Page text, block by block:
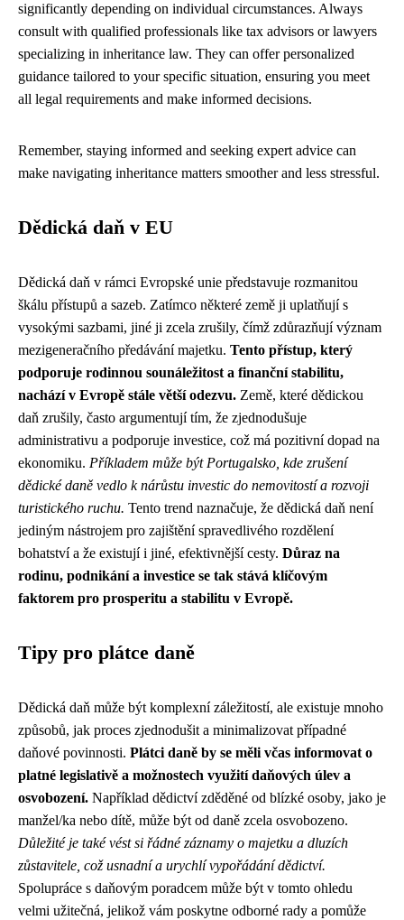
significantly depending on individual circumstances. Always
consult with qualified professionals like tax advisors or lawyers
specializing in inheritance law. They can offer personalized
guidance tailored to your specific situation, ensuring you meet
all legal requirements and make informed decisions.
Remember, staying informed and seeking expert advice can
make navigating inheritance matters smoother and less stressful.
Dědická daň v EU
Dědická daň v rámci Evropské unie představuje rozmanitou
škálu přístupů a sazeb. Zatímco některé země ji uplatňují s
vysokými sazbami, jiné ji zcela zrušily, čímž zdůrazňují význam
mezigeneračního předávání majetku. Tento přístup, který
podporuje rodinnou sounáležitost a finanční stabilitu,
nachází v Evropě stále větší odezvu. Země, které dědickou
daň zrušily, často argumentují tím, že zjednodušuje
administrativu a podporuje investice, což má pozitivní dopad na
ekonomiku. Příkladem může být Portugalsko, kde zrušení
dědické daně vedlo k nárůstu investic do nemovitostí a rozvoji
turistického ruchu. Tento trend naznačuje, že dědická daň není
jediným nástrojem pro zajištění spravedlivého rozdělení
bohatství a že existují i jiné, efektivnější cesty. Důraz na
rodinu, podnikání a investice se tak stává klíčovým
faktorem pro prosperitu a stabilitu v Evropě.
Tipy pro plátce daně
Dědická daň může být komplexní záležitostí, ale existuje mnoho
způsobů, jak proces zjednodušit a minimalizovat případné
daňové povinnosti. Plátci daně by se měli včas informovat o
platné legislativě a možnostech využití daňových úlev a
osvobození. Například dědictví zděděné od blízké osoby, jako je
manžel/ka nebo dítě, může být od daně zcela osvobozeno.
Důležité je také vést si řádné záznamy o majetku a dluzích
zůstavitele, což usnadní a urychlí vypořádání dědictví.
Spolupráce s daňovým poradcem může být v tomto ohledu
velmi užitečná, jelikož vám poskytne odborné rady a pomůže